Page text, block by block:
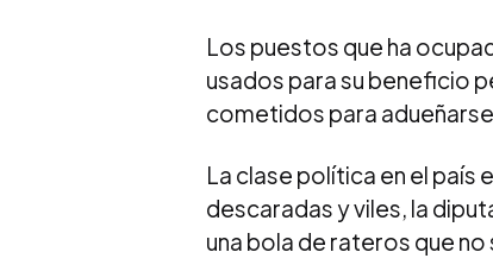
Los puestos que ha
usados para su beneficio
cometidos para
La clase política en el país
descaradas y viles, la
una bola de rateros que no